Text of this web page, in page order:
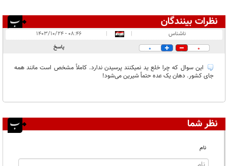
نظرات بینندگان
در انتظار بررسی:
ناشناس |
|
۰۸:۴۶ - ۱۴۰۳/۱۰/۲۴
0
0 پاسخ
این سوال که چرا خلع ید نمیکنند پرسیدن ندارد. کاملاً مشخص است مانند همه
جای کشور. دهان یک عده حتماً شیرین می‌شود!
نظر شما
نام